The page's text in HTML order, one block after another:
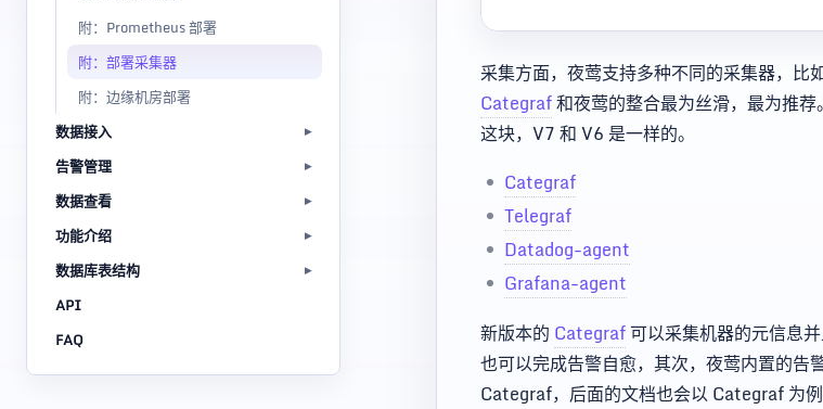
附：Prometheus 部署
附：部署采集器
附：边缘机房部署
数据接入
告警管理
数据查看
功能介绍
数据库表结构
API
FAQ
采集方面，夜莺支持多种不同的采集器，比
Categraf和夜莺的整合最为丝滑，最为推
这块，V7 和 V6 是一样的。
Categraf
Telegraf
Datadog-agent
Grafana-agent
新版本的 Categraf可以采集机器的元信息
也可以完成告警自愈，其次，夜莺内置的
Categraf，后面的文档也会以 Categraf 为例